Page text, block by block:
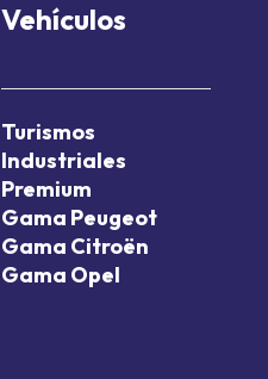
Vehículos
Turismos
Industriales
Premium
Gama Peugeot
Gama Citroën
Gama Opel